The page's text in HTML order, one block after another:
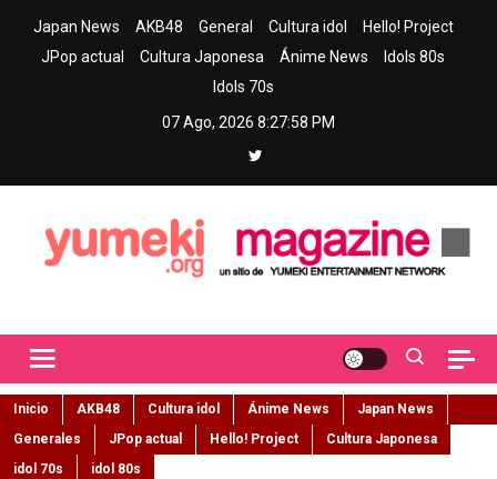
Japan News AKB48 General Cultura idol
Hello! Project
JPop actual
Cultura Japonesa Ánime News
Idols 80s
Idols 70s
07 Ago, 2026 8:27:59 PM
Inicio AKB48 Cultura idol Ánime News
Japan News
Generales
JPop actual Hello! Project
Cultura Japonesa
idol 70s
idol 80s